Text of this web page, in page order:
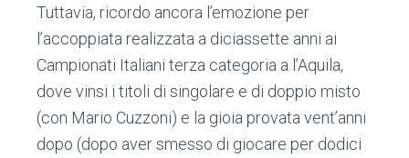
Tuttavia, ricordo ancora l’emozione per
l’accoppiata realizzata a diciassette anni ai
Campionati Italiani terza categoria a l’Aquila,
dove vinsi i titoli di singolare e di doppio misto
(con Mario Cuzzoni) e la gioia provata vent’anni
dopo (dopo aver smesso di giocare per dodici